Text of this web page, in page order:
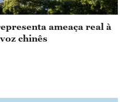
ameaça real à
chinês